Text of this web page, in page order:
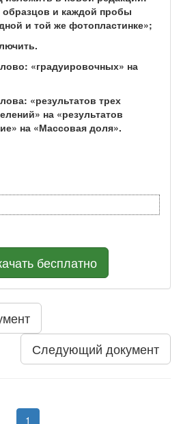
образцов и каждой пробы
и той же фотопластинке»;
«градуировочных» на
«результатов трех
на «результатов
на «Массовая доля».
бесплатно
Следующий документ
1